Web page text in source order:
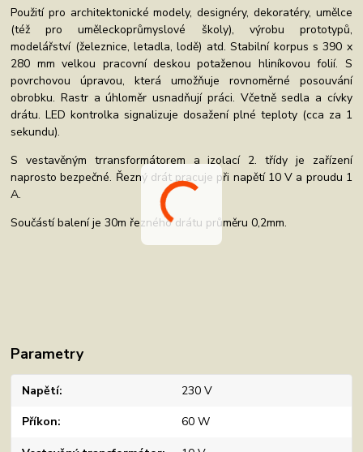
Použití pro architektonické modely, designéry, dekoratéry, umělce
(též pro uměleckoprůmyslové školy), výrobu prototypů,
modelářství (železnice, letadla, lodě) atd. Stabilní korpus s 390 x
280 mm velkou pracovní deskou potaženou hliníkovou folií. S
povrchovou úpravou, která umožňuje rovnoměrné posouvání
obrobku. Rastr a úhloměr usnadňují práci. Včetně sedla a cívky
drátu. LED kontrolka signalizuje dosažení plné teploty (cca za 1
sekundu).
S vestavěným trransformátorem a izolací 2. třídy je zařízení
naprosto bezpečné. Řezný drát pracuje při napětí 10 V a proudu 1
A.
Součástí balení je 30m řezného drátu průměru 0,2mm.
Parametry
Napětí 230 V
Příkon 60 W